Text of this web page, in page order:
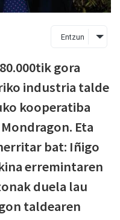
Entzun
gora
industria talde
kooperatiba
Eta
bat: Iñigo
erremintaren
duela lau
taldearen